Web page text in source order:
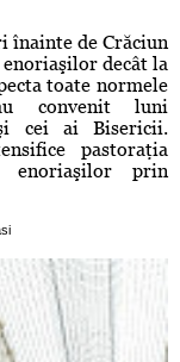
înainte de Crăciun
decât la
toate normele
convenit luni
cei ai Bisericii.
pastoraţia
enoriaşilor prin